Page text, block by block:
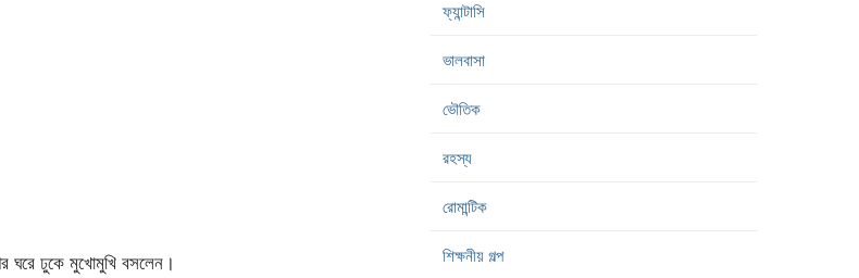
ঘরে ঢুকে মুখোমুখি বসলেন।
ফ্যান্টাসি
ভালবাসা
ভৌতিক
রহস্য
রোমান্টিক
শিক্ষনীয় গল্প